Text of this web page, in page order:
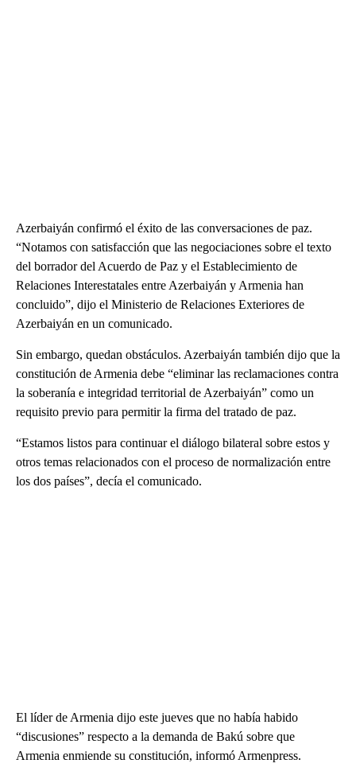
Azerbaiyán confirmó el éxito de las conversaciones de paz.
“Notamos con satisfacción que las negociaciones sobre el texto
del borrador del Acuerdo de Paz y el Establecimiento de
Relaciones Interestatales entre Azerbaiyán y Armenia han
concluido”, dijo el Ministerio de Relaciones Exteriores de
Azerbaiyán en un comunicado.
Sin embargo, quedan obstáculos. Azerbaiyán también dijo que la
constitución de Armenia debe “eliminar las reclamaciones contra
la soberanía e integridad territorial de Azerbaiyán” como un
requisito previo para permitir la firma del tratado de paz.
“Estamos listos para continuar el diálogo bilateral sobre estos y
otros temas relacionados con el proceso de normalización entre
los dos países”, decía el comunicado.
El líder de Armenia dijo este jueves que no había habido
“discusiones” respecto a la demanda de Bakú sobre que
Armenia enmiende su constitución, informó Armenpress.